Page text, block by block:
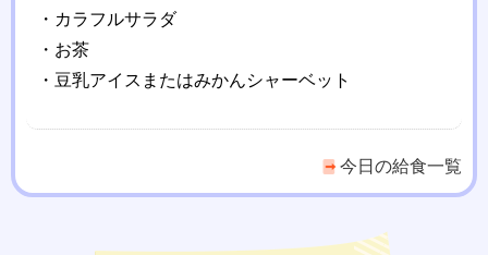
・カラフルサラダ
・お茶
・豆乳アイスまたはみかんシャーベット
今日の給食一覧